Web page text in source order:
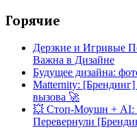
Горячие
Дерзкие и Игривые
Важна в Дизайне
Будущее дизайна:
Matternity:
вызова 🚀
💥 Стоп-Моушн + AI:
Перевернули